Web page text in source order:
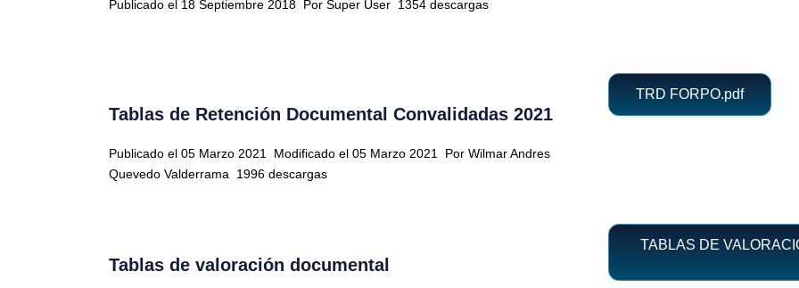
Publicado el 18 Septiembre 2018 Por Super User 1354 descargas
Tablas de Retención Documental Convalidadas 2021
Publicado el 05 Marzo 2021 Modificado el 05 Marzo 2021
Por Wilmar Andres
Quevedo Valderrama
1996 descargas
TRD FORPO.pdf
Tablas de valoración documental
TABLAS DE